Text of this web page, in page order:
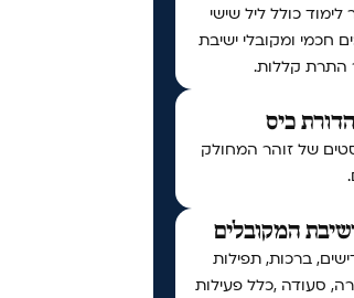
כולל ליל שישי
חכמי ומקובלי ישיבת
התרת קללות.
כיס
של זוהר המחולק
המקובלים
ברכות, תפילות
סעודה ,כלל פעילות